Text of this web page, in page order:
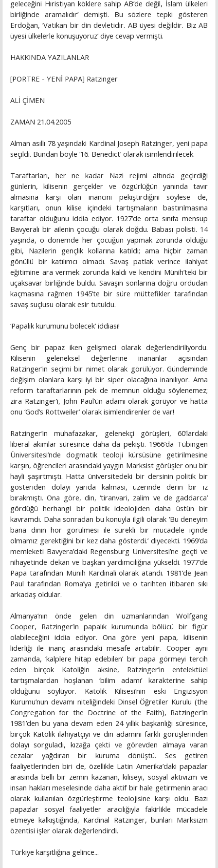
geleceğini Hıristiyan köklere sahip AB’de değil, İslam ülkeleri
birliğinde aramalıdır’ demişti. Bu sözlere tepki gösteren
Erdoğan, ‘Vatikan bir din devletidir. AB üyesi değildir. Biz AB
üyesi ülkelerle konuşuyoruz’ diye cevap vermişti.
HAKKINDA YAZILANLAR
[PORTRE - YENİ PAPA] Ratzinger
ALİ ÇİMEN
ZAMAN 21.04.2005
Alman asıllı 78 yaşındaki Kardinal Joseph Ratzinger, yeni papa
seçildi. Bundan böyle ‘16. Benedict’ olarak isimlendirilecek.
Taraftarları, her ne kadar Nazi rejimi altında geçirdiği
günlerin, kilisenin gerçekler ve özgürlüğün yanında tavır
almasına karşı olan inancını pekiştirdiğini söylese de,
karşıtları, onun kilise içindeki tartışmaların bastırılmasına
taraftar olduğunu iddia ediyor. 1927’de orta sınıfa mensup
Bavyeralı bir ailenin çocuğu olarak doğdu. Babası polisti. 14
yaşında, o dönemde her çocuğun yapmak zorunda olduğu
gibi, Nazilerin gençlik kollarına katıldı; ama hiçbir zaman
gönüllü bir katılımcı olmadı. Savaş patlak verince ilahiyat
eğitimine ara vermek zorunda kaldı ve kendini Münih’teki bir
uçaksavar birliğinde buldu. Savaşın sonlarına doğru ordudan
kaçmasına rağmen 1945’te bir süre müttefikler tarafından
savaş suçlusu olarak esir tutuldu.
‘Papalık kurumunu bölecek’ iddiası!
Genç bir papaz iken gelişmeci olarak değerlendiriliyordu.
Kilisenin geleneksel değerlerine inananlar açısından
Ratzinger’in seçimi bir nimet olarak görülüyor. Gündeminde
değişim olanlara karşı iyi bir siper olacağına inanılıyor. Ama
reform taraftarlarının pek de memnun olduğu söylenemez;
zira Ratzinger’i, John Paul’ün adamı olarak görüyor ve hatta
onu ‘God’s Rottweiler’ olarak isimlendirenler de var!
Ratzinger’in muhafazakar, gelenekçi görüşleri, 60’lardaki
liberal akımlar süresince daha da pekişti. 1966’da Tübingen
Üniversitesi’nde dogmatik teoloji kürsüsüne getirilmesine
karşın, öğrencileri arasındaki yaygın Marksist görüşler onu bir
hayli şaşırtmıştı. Hatta üniversitedeki bir dersinin politik bir
gösteriden dolayı yarıda kalması, üzerinde derin bir iz
bırakmıştı. Ona göre, din, ‘tiranvari, zalim ve de gaddarca’
gördüğü herhangi bir politik ideolojiden daha üstün bir
kavramdı. Daha sonradan bu konuyla ilgili olarak ‘Bu deneyim
bana dinin hor görülmesi ile sürekli bir mücadele içinde
olmamız gerektiğini bir kez daha gösterdi.’ diyecekti. 1969’da
memleketi Bavyera’daki Regensburg Üniversitesi’ne geçti ve
nihayetinde dekan ve başkan yardımcılığına yükseldi. 1977’de
Papa tarafından Münih Kardinali olarak atandı. 1981’de Jean
Paul tarafından Roma’ya getirildi ve o tarihten itibaren sıkı
arkadaş oldular.
Almanya’nın önde gelen din uzmanlarından Wolfgang
Cooper, Ratzinger’in papalık kurumunda bölücü bir figür
olabileceğini iddia ediyor. Ona göre yeni papa, kilisenin
liderliği ile inanç arasındaki mesafe artabilir. Cooper aynı
zamanda, ‘kalplere hitap edebilen’ bir papa görmeyi tercih
eden birçok Katoliğin aksine, Ratzinger’in entelektüel
tartışmalardan hoşlanan ‘bilim adamı’ karakterine sahip
olduğunu söylüyor. Katolik Kilisesi’nin eski Engizisyon
Kurumu’nun devamı niteliğindeki Dinsel Öğretiler Kurulu (the
Congregation for the Doctrine of the Faith), Ratzinger’in
1981’den bu yana devam eden 24 yıllık başkanlığı süresince,
birçok Katolik ilahiyatçıyı ve din adamını farklı görüşlerinden
dolayı sorguladı, kızağa çekti ve görevden almaya varan
cezalar yağdıran bir kuruma dönüştü. Ses getiren
faaliyetlerinden biri de, özellikle Latin Amerika’daki papazlar
arasında belli bir zemin kazanan, kiliseyi, sosyal aktivizm ve
insan hakları meselesinde daha aktif bir hale getirmenin aracı
olarak kullanılan özgürleştirme teolojisine karşı oldu. Bazı
papazlar sosyal faaliyetler aracılığıyla fakirlikle mücadele
etmeye kalkıştığında, Kardinal Ratzinger, bunları Marksizm
özentisi işler olarak değerlendirdi.
Türkiye karşıtlığına gelince...